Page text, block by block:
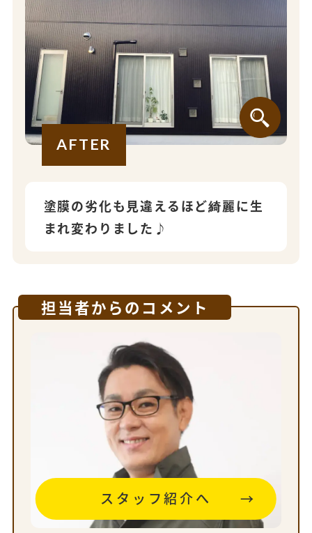
AFTER
塗膜の劣化も見違えるほど綺麗に生
まれ変わりました♪
担当者からのコメント
スタッフ紹介へ